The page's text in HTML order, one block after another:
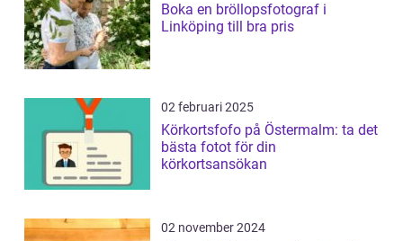
Boka en bröllopsfotograf i
Linköping till bra pris
02 februari 2025
Körkortsfofo på Östermalm: ta det
bästa fotot för din
körkortsansökan
02 november 2024